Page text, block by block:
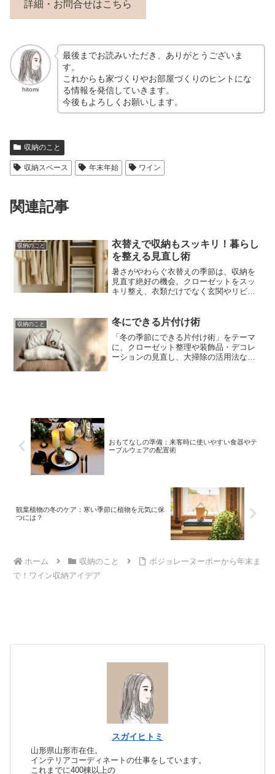
詳細・お問合せはこちら
hitomi
最後までお読みいただき、ありがとうございま
す。
これからも家づくりやお部屋づくりのヒントにな
る情報を発信していきます。
今後もよろしくお願いします。
収納のこと
収納スペース 年末年始 ワイン
関連記事
収納のこと
衣替えで収納もスッキリ！暮らし
を整える見直し術
暑さがやわらぐ衣替えの季節は、収納を
見直す絶好の機会。クローゼットをスッ
キリ整え、衣類だけでなく玄関やリビン
収納のこと 冬にできる片付け術
「冬の季節にできる片付け術」をテーマ
に、クローゼット整理や装飾品・デコレ
ーションの見直し、大掃除の活用法な
おもてなしの準備：来客時に使いやすい食器やテ
ーブルウェアの配置術
観葉植物の冬のケア：寒い季節に植物を元気に保
つには？
ホーム 収納のこと
ボジョレーヌーボーから年末ま
で！ワイン収納アイデア
スガイヒトミ
山形県山形市在住。
インテリアコーディネートの仕事をしています。
これまでに400棟以上の